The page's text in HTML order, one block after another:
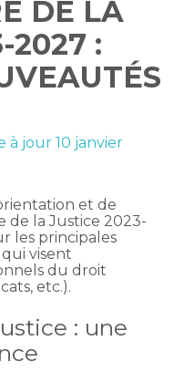
DE LA
2027 :
à jour 10 janvier
et de
de la Justice 2023-
les principales
visent
du droit
etc.).
: une